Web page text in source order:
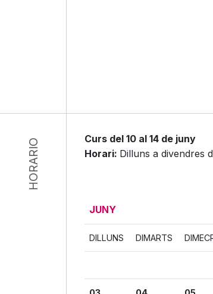
HORARIO
Curs del 10 al 14 de juny
Horari: Dilluns a divendres
JUNY
DILLUNS DIMARTS